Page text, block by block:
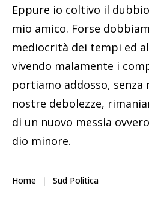
Eppure io coltivo il
mio amico. Forse
mediocrità dei tempi ed
vivendo malamente i
portiamo addosso, senza
nostre debolezze,
di un nuovo messia
dio minore.
Home Sud Politica